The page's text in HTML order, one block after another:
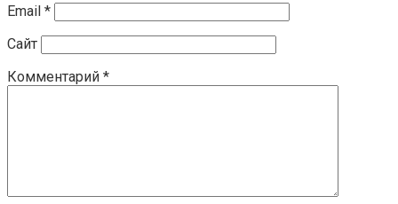
Email *
Сайт
Комментарий *